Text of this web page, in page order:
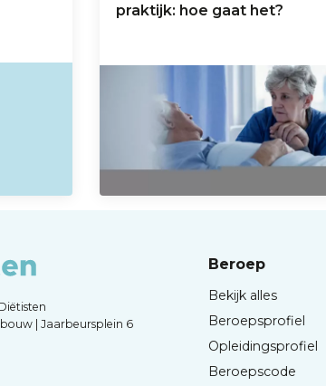
praktijk: hoe gaat het?
| Jaarbeursplein 6
Beroep
Bekijk alles
Beroepsprofiel
Opleidingsprofiel
Beroepscode